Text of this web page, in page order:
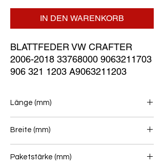
IN DEN WARENKORB
BLATTFEDER VW CRAFTER
2006-2018 33768000 9063211703
906 321 1203 A9063211203
Länge (mm)
Breite (mm)
Paketstärke (mm)